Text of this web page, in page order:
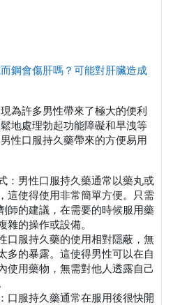
鋼會傷肝嗎？可能對肝臟造成
為許多男性帶來了極大的便利
地處理勃起功能障礙和早洩等
性口服持久藥帶來的方便易用
：男性口服持久藥通常以藥丸或
這使得使用非常簡單方便。只需
師的建議，在需要的時候服用藥
雜的操作或設備。
口服持久藥的使用相對隱蔽，無
多的暴露。這使得男性可以在自
使用藥物，無需對他人透露自己
口服持久藥通常在服用後很快開